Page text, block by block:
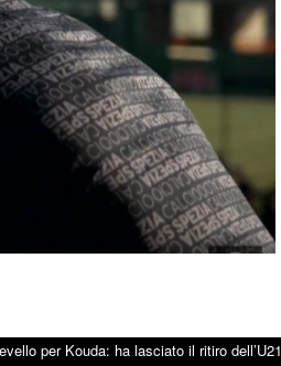
per Kouda: ha lasciato il ritiro dell’U21